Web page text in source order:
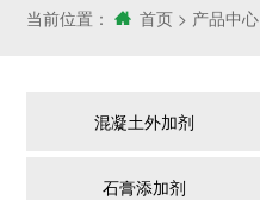
当前位置： 首页 > 产品中心
混凝土外加剂
石膏添加剂